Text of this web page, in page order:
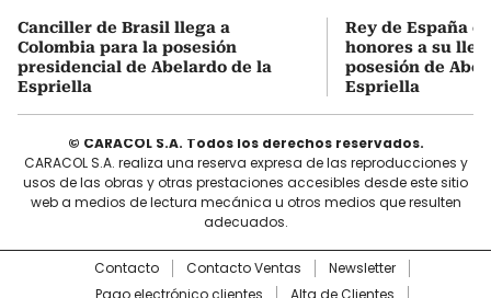
Canciller de Brasil llega a
Colombia para la posesión
presidencial de Abelardo de la
Espriella
Rey de España
honores a su
posesión de
Espriella
© CARACOL S.A. Todos los derechos reservados.
CARACOL S.A. realiza una reserva expresa de las reproducciones y
usos de las obras y otras prestaciones accesibles desde este sitio
web a medios de lectura mecánica u otros medios que resulten
adecuados.
Contacto Contacto Ventas
Newsletter
Pago electrónico clientes
Alta de Clientes